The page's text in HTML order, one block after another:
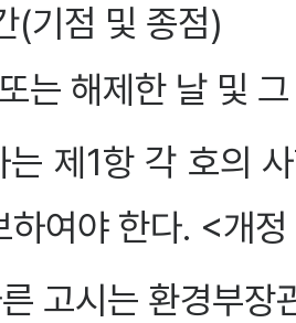
(기점 및 종점)
는 해제한 날 및
는 제1항 각 호의
하여야 한다. <
고시는 환경부장